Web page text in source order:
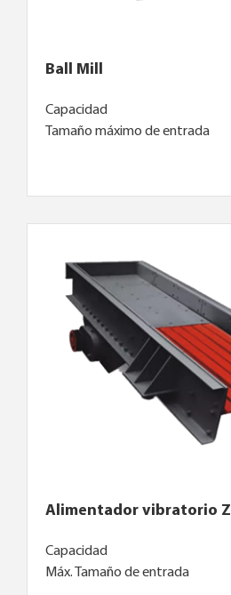
Ball Mill
Capacidad
Tamaño máximo de entrada
Alimentador vibratorio
Capacidad
Máx. Tamaño de entrada